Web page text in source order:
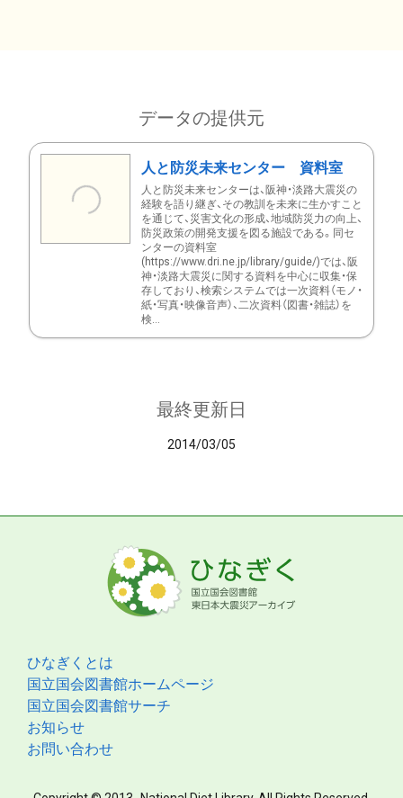
データの提供元
人と防災未来センター 資料室
人と防災未来センターは、阪神・淡路大震災の
経験を語り継ぎ、その教訓を未来に生かすこと
を通じて、災害文化の形成、地域防災力の向上、
防災政策の開発支援を図る施設である。同セ
ンターの資料室
(https://www.dri.ne.jp/library/guide/)では、阪
神・淡路大震災に関する資料を中心に収集・保
存しており、検索システムでは一次資料（モノ・
紙・写真・映像音声）、二次資料（図書・雑誌）を
検...
最終更新日
2014/03/05
ひなぎくとは
国立国会図書館ホームページ
国立国会図書館サーチ
お知らせ
お問い合わせ